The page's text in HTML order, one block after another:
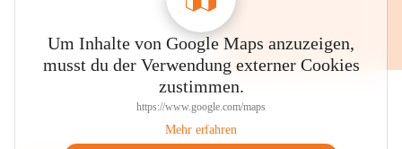
Um Inhalte von Google Maps anzuzeigen,
musst du der Verwendung externer Cookies
zustimmen.
https://www.google.com/maps
Mehr erfahren